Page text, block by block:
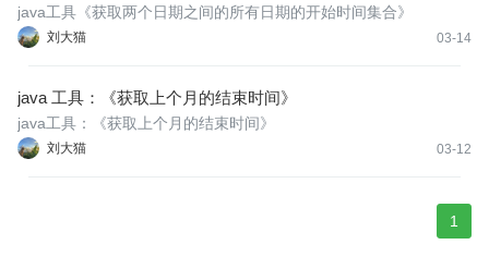
刘大猫 03-14
java工具《获取两个日期之间的所有日期的开始时间集合》
java 工具：《获取上个月的结束时间》
刘大猫 03-12
java工具：《获取上个月的结束时间》
1